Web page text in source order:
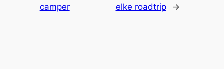
camper
elke roadtrip
→